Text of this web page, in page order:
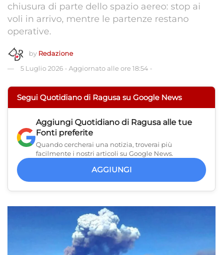
chiusura di parte dello spazio aereo: stop ai
voli in arrivo, mentre le partenze restano
operative.
by Redazione
5 Luglio 2026 - Aggiornato alle ore 18:54 -
Segui Quotidiano di Ragusa su Google News
Aggiungi Quotidiano di Ragusa alle tue
Fonti preferite
Quando cercherai una notizia, troverai più
facilmente i nostri articoli su Google News.
AGGIUNGI